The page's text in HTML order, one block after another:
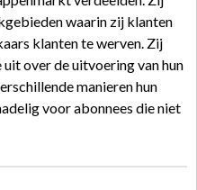
waarin zij klanten
klanten te werven. Zij
over de uitvoering van hun
manieren hun
voor abonnees die niet